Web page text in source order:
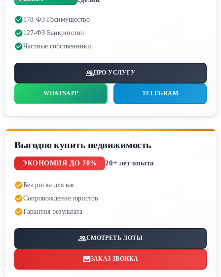
178-ФЗ Госимущество
127-ФЗ Банкротство
Частные собственники
ПРО УСЛУГУ
WHATSAPP TELEGRAM
Выгодно купить недвижимость
ЭКОНОМИЯ ДО 70% 20+ лет опыта
Без риска для вас
Сопровождение юристов
Гарантия результата
СМОТРЕТЬ ЛОТЫ
ЗАКАЗ ЗВОНКА